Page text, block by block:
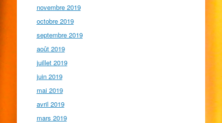
novembre 2019
octobre 2019
septembre 2019
août 2019
juillet 2019
juin 2019
mai 2019
avril 2019
mars 2019